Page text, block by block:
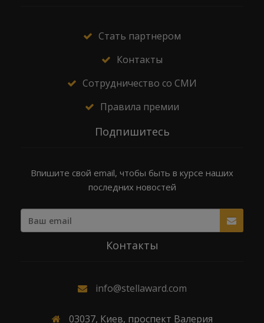
Стать партнером
Контакты
Сотрудничество со СМИ
Правила премии
Подпишитесь
Впишите свой email, чтобы быть в курсе наших
последних новостей
Контакты
info@stellaward.com
03037, Киев, проспект Валерия